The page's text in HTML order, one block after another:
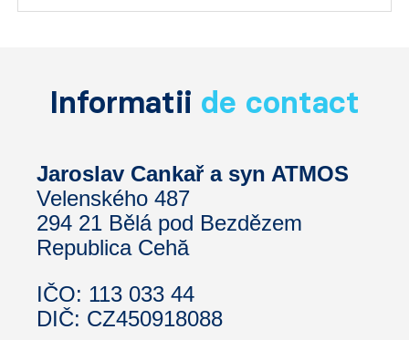
Informatii de contact
Jaroslav Cankař a syn ATMOS
Velenského 487
294 21 Bělá pod Bezdězem
Republica Cehă
IČO: 113 033 44
DIČ: CZ450918088